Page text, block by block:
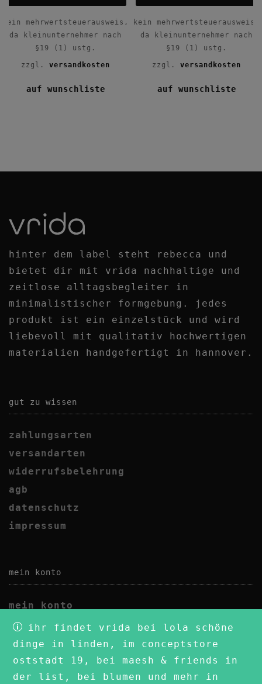
kein mehrwertsteuerausweis,
da kleinunternehmer nach
§19 (1) ustg.
zzgl. versandkosten
auf wunschliste
kein mehrwertsteuerausweis,
da kleinunternehmer nach
§19 (1) ustg.
zzgl. versandkosten
auf wunschliste
hinter dem label steht rebecca und
bietet dir mit vrida nachhaltige und
zeitlose alltagsbegleiter in
minimalistischer formgebung. jedes
produkt ist ein einzelstück und wird
liebevoll mit qualitativ
hochwertigen
materialien handgefertigt in hannover.
gut zu wissen
zahlungsarten
versandarten
widerrufsbelehrung
agb
datenschutz
impressum
mein konto
mein konto
wunschliste
ihr findet vrida bei lola schöne
dinge in linden, im conceptstore
oststadt 19, bei maesh & friends in
der list, bei blumen und mehr in